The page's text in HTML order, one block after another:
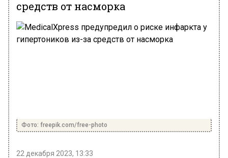
средств от насморка
Фото: freepik.com/free-photo
22 декабря 2023, 13:33